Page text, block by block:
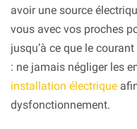
avoir une source
vous avec vos proches
jusqu’à ce que le
: ne jamais négliger les
installation électrique
dysfonctionnement.